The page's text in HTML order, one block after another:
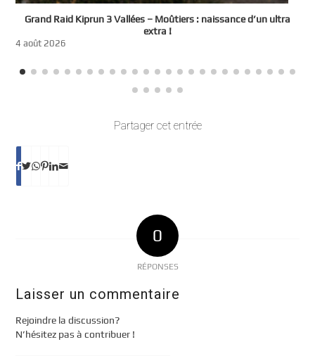
Grand Raid Kiprun 3 Vallées – Moûtiers : naissance d’un ultra
extra !
4 août 2026
Partager cet entrée
0
RÉPONSES
Laisser un commentaire
Rejoindre la discussion?
N’hésitez pas à contribuer !